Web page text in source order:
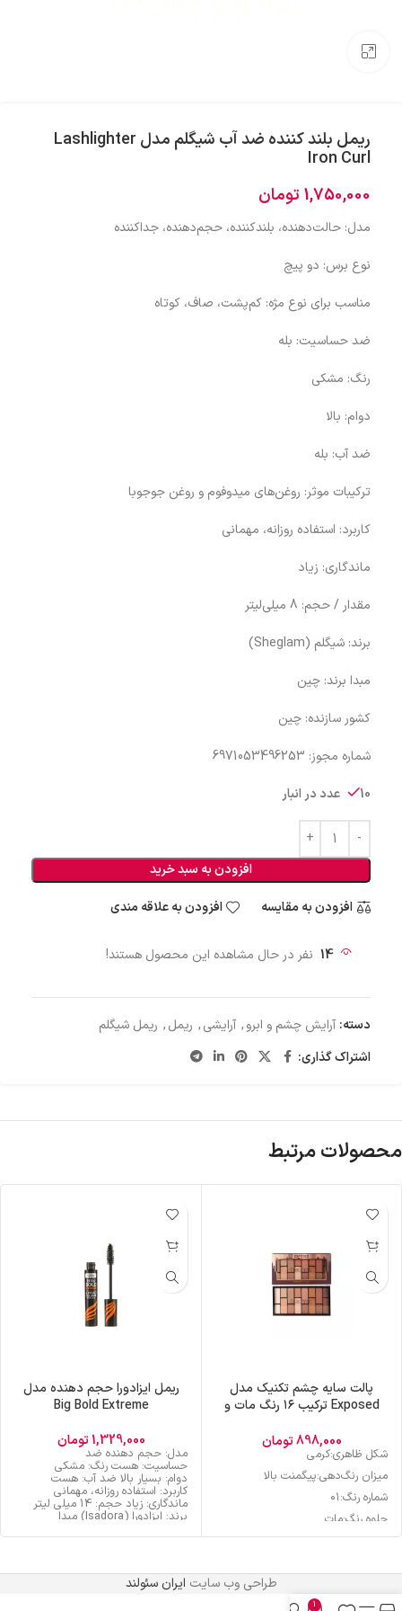
ریمل بلند کننده ضد آب شیگلم مدل Lashlighter
Iron Curl
1,750,000 تومان
مدل: حالت‌دهنده، بلندکننده، حجم‌دهنده، جداکننده
نوع برس: دو پیچ
مناسب برای نوع مژه: کم‌پشت، صاف، کوتاه
ضد حساسیت: بله
رنگ: مشکی
دوام: بالا
ضد آب: بله
ترکیبات موثر: روغن‌های میدوفوم و روغن جوجوبا
کاربرد: استفاده روزانه، مهمانی
ماندگاری: زیاد
مقدار / حجم: 8 میلی‌لیتر
برند: شیگلم (Sheglam)
مبدا برند: چین
کشور سازنده: چین
شماره مجوز: 6971053496253
10 عدد در انبار
افزودن به سبد خرید
افزودن به مقایسه
افزودن به علاقه مندی
14 نفر در حال مشاهده این محصول هستند!
دسته: آرایش چشم و ابرو, آرایشی, ریمل, ریمل شیگلم
اشتراک گذاری:
محصولات مرتبط
پالت سایه چشم تکنیک مدل
Exposed ترکیب ۱۶ رنگ مات و
898,000تومان
شکل ظاهری:کرمی
میزان رنگ‌دهی:پیگمنت بالا
شماره رنگ:۰۱
جلوه رنگ:مات
تعداد رنگ:بیش از دو رنگ
ریمل ایزادورا حجم دهنده مدل
Big Bold Extreme
1,329,000تومان
مدل: حجم دهنده ضد
حساسیت: هست رنگ: مشکی
دوام: بسیار بالا ضد آب: هست
کاربرد: استفاده روزانه، مهمانی
ماندگاری: زیاد حجم: 14 میلی لیتر
برند: ایزادورا (Isadora) مبدا
سایر ویژگی‌ها: بافت کرمی، خشک
چشم‌های حساس، مناسب برای
مصرف‌کنندگان لنز، بدون رایحه، فاقد طراحی وب سایت ایران سئولند
1